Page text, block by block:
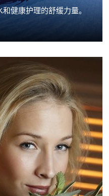
康护理的舒缓力量。